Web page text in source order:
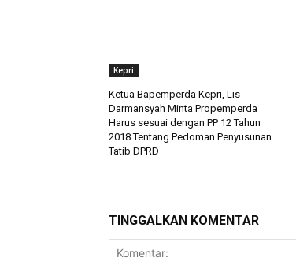
Kepri
Ketua Bapemperda Kepri, Lis
Darmansyah Minta Propemperda
Harus sesuai dengan PP 12 Tahun
2018 Tentang Pedoman Penyusunan
Tatib DPRD
TINGGALKAN KOMENTAR